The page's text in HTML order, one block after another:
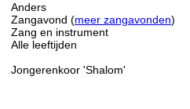
Anders
Zangavond (meer zangavonden)
Zang en instrument
Alle leeftijden
Jongerenkoor 'Shalom'